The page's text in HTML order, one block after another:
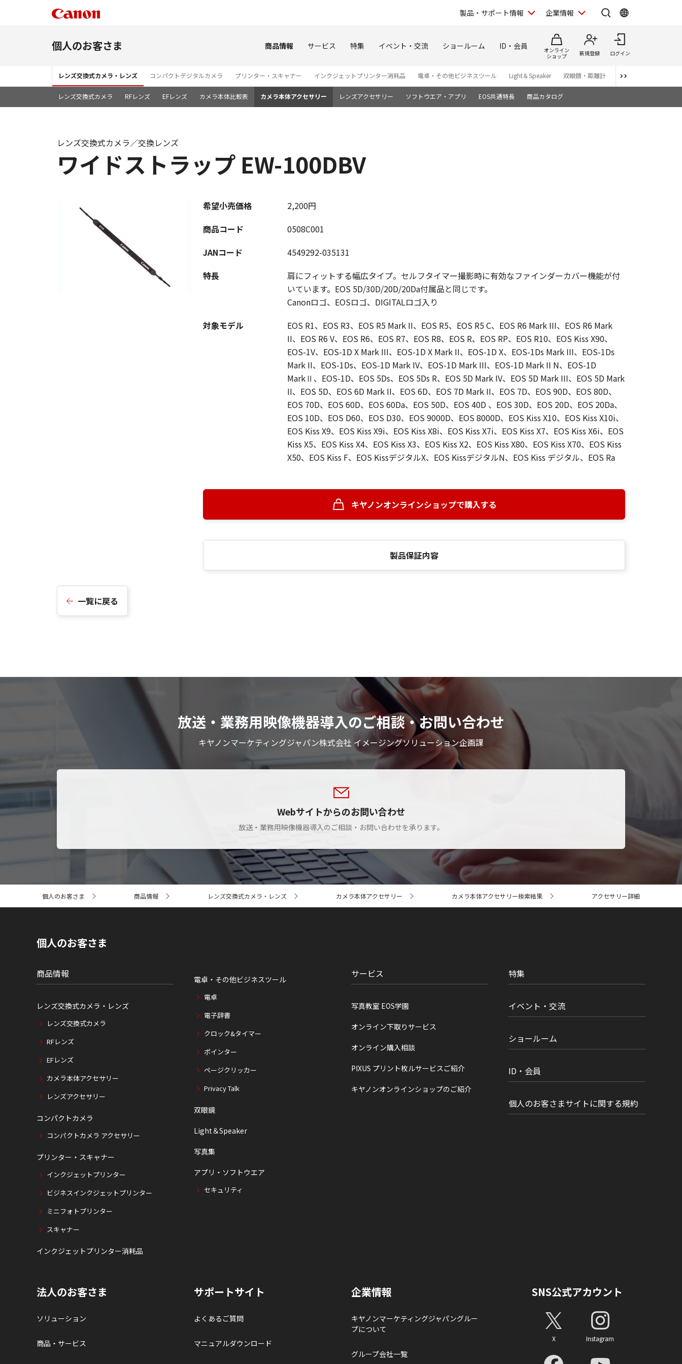
製品・サポート情報 企業情報
個人のお客さま 商品情報 サービス 特集 イベント・交流 ショールーム ID・会員
オンライン
ショップ
新規登録 ログイン
レンズ交換式カメラ・レンズ コンパクトデジタルカメラ プリンター・スキャナー インクジェットプリンター消耗品 電卓・その他ビジネスツール Light＆Speaker 双眼鏡・距離計 写真集
レンズ交換式カメラ RFレンズ EFレンズ カメラ本体比較表 カメラ本体アクセサリー レンズアクセサリー ソフトウエア・アプリ EOS共通特長 商品カタログ
ワイドストラップ EW-100DBV
レンズ交換式カメラ／交換レンズ
希望小売価格
2,200円
商品コード
0508C001
JANコード
4549292-035131
特長
肩にフィットする幅広タイプ。セルフタイマー撮影時に有効なファインダーカバー機能が付
いています。EOS 5D/30D/20D/20Da付属品と同じです。
Canonロゴ、EOSロゴ、DIGITALロゴ入り
対象モデル
EOS R1、EOS R3、EOS R5 Mark II、EOS R5、EOS R5 C、EOS R6 Mark III、EOS R6 Mark
II、EOS R6 V、EOS R6、EOS R7、EOS R8、EOS R、EOS RP、EOS R10、EOS Kiss X90、
EOS-1V、EOS-1D X Mark III、EOS-1D X Mark II、EOS-1D X、EOS-1Ds Mark III、EOS-1Ds
Mark II、EOS-1Ds、EOS-1D Mark IV、EOS-1D Mark III、EOS-1D Mark II N、EOS-1D
MarkⅡ、EOS-1D、EOS 5Ds、EOS 5Ds R、EOS 5D Mark IV、EOS 5D Mark III、EOS 5D Mark
II、EOS 5D、EOS 6D Mark II、EOS 6D、EOS 7D Mark II、EOS 7D、EOS 90D、EOS 80D、
EOS 70D、EOS 60D、EOS 60Da、EOS 50D、EOS 40D 、EOS 30D、EOS 20D、EOS 20Da、
EOS 10D、EOS D60、EOS D30、EOS 9000D、EOS 8000D、EOS Kiss X10、EOS Kiss X10i、
EOS Kiss X9、EOS Kiss X9i、EOS Kiss X8i、EOS Kiss X7i、EOS Kiss X7、EOS Kiss X6i、EOS
Kiss X5、EOS Kiss X4、EOS Kiss X3、EOS Kiss X2、EOS Kiss X80、EOS Kiss X70、EOS Kiss
X50、EOS Kiss F、EOS KissデジタルX、EOS KissデジタルN、EOS Kiss デジタル、EOS Ra
キヤノンオンラインショップで購入する
製品保証内容
一覧に戻る
放送・業務用映像機器導入のご相談・お問い合わせ
キヤノンマーケティングジャパン株式会社 イメージングソリューション企画課
Webサイトからのお問い合わせ
放送・業務用映像機器導入のご相談・お問い合わせを承ります。
ト
個人のお客さま 商品情報 レンズ交換式カメラ・レンズ カメラ本体アクセサリー カメラ本体アクセサリー検索結果 アクセサリー詳細
個人のお客さま
商品情報
レンズ交換式カメラ・レンズ
レンズ交換式カメラ
RFレンズ
EFレンズ
カメラ本体アクセサリー
レンズアクセサリー
コンパクトカメラ
コンパクトカメラ アクセサリー
プリンター・スキャナー
インクジェットプリンター
ビジネスインクジェットプリンター
ミニフォトプリンター
スキャナー
インクジェットプリンター消耗品
電卓・その他ビジネスツール
電卓
電子辞書
クロック&タイマー
ポインター
ページクリッカー
Privacy Talk
双眼鏡
Light＆Speaker
写真集
アプリ・ソフトウエア
セキュリティ
サービス
写真教室 EOS学園
オンライン下取りサービス
オンライン購入相談
PIXUS プリント枚ルサービスご紹介
キヤノンオンラインショップのご紹介
特集
イベント・交流
ショールーム
ID・会員
個人のお客さまサイトに関する規約
法人のお客さま
ソリューション
商品・サービス
サポートサイト
よくあるご質問
マニュアルダウンロード
企業情報
キヤノンマーケティングジャパングルー
プについて
グループ会社一覧
SNS公式アカウント
X Instagram